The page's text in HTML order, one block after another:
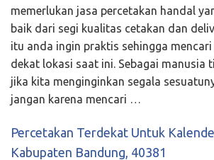
memerlukan jasa percetakan handal
baik dari segi kualitas cetakan dan
itu anda ingin praktis sehingga
dekat lokasi saat ini. Sebagai manusia
jika kita menginginkan segala
jangan karena mencari …
Percetakan Terdekat Untuk
Kabupaten Bandung, 40381